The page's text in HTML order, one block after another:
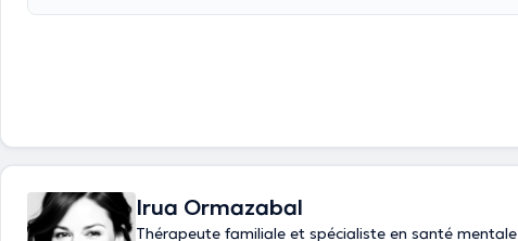
Irua Ormazabal
Thérapeute familiale et spécialiste en santé mentale